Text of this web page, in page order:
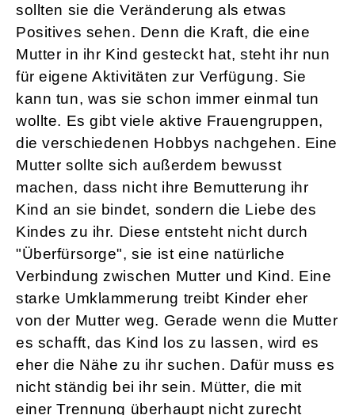
sollten sie die Veränderung als etwas
Positives sehen. Denn die Kraft, die eine
Mutter in ihr Kind gesteckt hat, steht ihr nun
für eigene Aktivitäten zur Verfügung. Sie
kann tun, was sie schon immer einmal tun
wollte. Es gibt viele aktive Frauengruppen,
die verschiedenen Hobbys nachgehen. Eine
Mutter sollte sich außerdem bewusst
machen, dass nicht ihre Bemutterung ihr
Kind an sie bindet, sondern die Liebe des
Kindes zu ihr. Diese entsteht nicht durch
"Überfürsorge", sie ist eine natürliche
Verbindung zwischen Mutter und Kind. Eine
starke Umklammerung treibt Kinder eher
von der Mutter weg. Gerade wenn die Mutter
es schafft, das Kind los zu lassen, wird es
eher die Nähe zu ihr suchen. Dafür muss es
nicht ständig bei ihr sein. Mütter, die mit
einer Trennung überhaupt nicht zurecht